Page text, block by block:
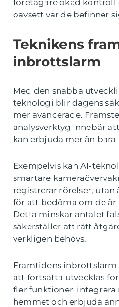
företagare ökad kontroll
oavsett var de befinner
Teknikens
inbrottslarm
Med den snabba
teknologi blir dagens
mer avancerade.
analysverktyg innebär
kan erbjuda mer än
Exempelvis kan AI-
smartare
registrerar rörelser, utan
för att bedöma om de
Detta minskar antalet
säkerställer att rätt
verkligen behövs.
Framtidens
att fortsätta utvecklas
fler funktioner, integrera
hemmet och erbjuda